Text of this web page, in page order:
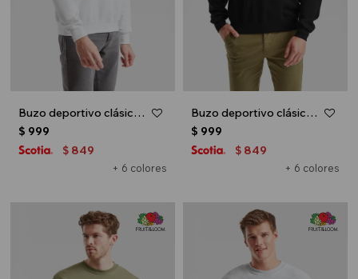
Buzo deportivo clásico escote redondo - UNISEX - Blanco
+ 6 colores
$ 999
$ 849
Buzo deportivo clásico escote redondo - UNISEX - Negro
+ 6 colores
$ 999
$ 849